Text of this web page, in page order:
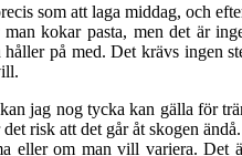
som att laga middag, och
kokar pasta, men det är
på med. Det krävs ingen
jag nog tycka kan gälla för
risk att det går åt skogen
eller om man vill variera.